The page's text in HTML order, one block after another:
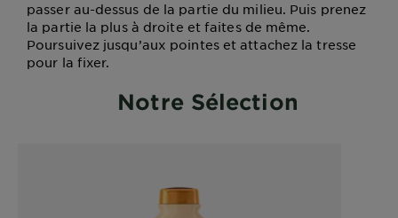
passer au-dessus de la partie du milieu. Puis prenez
la partie la plus à droite et faites de même.
Poursuivez jusqu’aux pointes et attachez la tresse
pour la fixer.
Notre Sélection